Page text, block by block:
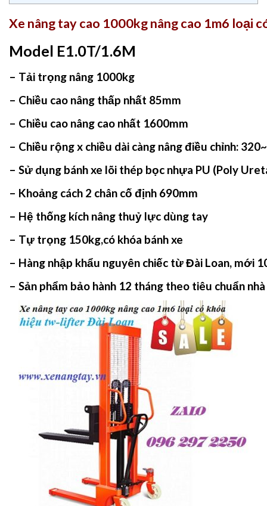
Xe nâng tay cao 1000kg nâng cao 1m6 loại
Model E1.0T/1.6M
– Tải trọng nâng 1000kg
– Chiều cao nâng thấp nhất 85mm
– Chiều cao nâng cao nhất 1600mm
– Chiều rộng x chiều dài càng nâng điều chỉnh:
– Sử dụng bánh xe lõi thép bọc nhựa PU (Poly
– Khoảng cách 2 chân cố định 690mm
– Hệ thống kích nâng thuỷ lực dùng tay
– Tự trọng 150kg,có khóa bánh xe
– Hàng nhập khẩu nguyên chiếc từ Đài Loan, mới
– Sản phẩm bảo hành 12 tháng theo tiêu chuẩn